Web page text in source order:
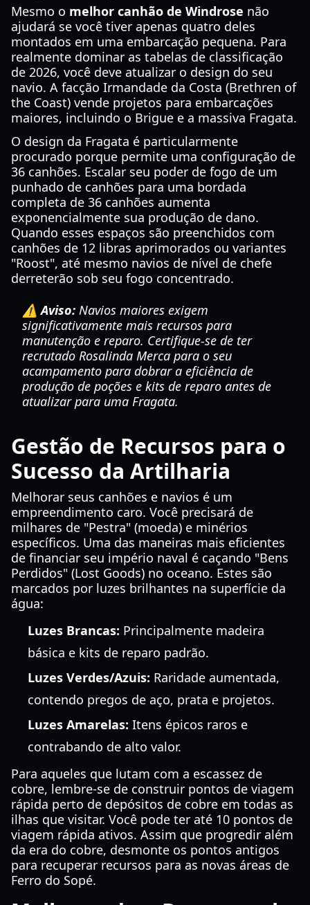
Mesmo o melhor canhão de Windrose não
ajudará se você tiver apenas quatro deles
montados em uma embarcação pequena. Para
realmente dominar as tabelas de classificação
de 2026, você deve atualizar o design do seu
navio. A facção Irmandade da Costa (Brethren of
the Coast) vende projetos para embarcações
maiores, incluindo o Brigue e a massiva Fragata.
O design da Fragata é particularmente
procurado porque permite uma configuração de
36 canhões. Escalar seu poder de fogo de um
punhado de canhões para uma bordada
completa de 36 canhões aumenta
exponencialmente sua produção de dano.
Quando esses espaços são preenchidos com
canhões de 12 libras aprimorados ou variantes
"Roost", até mesmo navios de nível de chefe
derreterão sob seu fogo concentrado.
⚠️ Aviso: Navios maiores exigem
significativamente mais recursos para
manutenção e reparo. Certifique-se de ter
recrutado Rosalinda Merca para o seu
acampamento para dobrar a eficiência de
produção de poções e kits de reparo antes de
atualizar para uma Fragata.
Gestão de Recursos para o
Sucesso da Artilharia
Melhorar seus canhões e navios é um
empreendimento caro. Você precisará de
milhares de "Pestra" (moeda) e minérios
específicos. Uma das maneiras mais eficientes
de financiar seu império naval é caçando "Bens
Perdidos" (Lost Goods) no oceano. Estes são
marcados por luzes brilhantes na superfície da
água:
Luzes Brancas: Principalmente madeira
básica e kits de reparo padrão.
Luzes Verdes/Azuis: Raridade aumentada,
contendo pregos de aço, prata e projetos.
Luzes Amarelas: Itens épicos raros e
contrabando de alto valor.
Para aqueles que lutam com a escassez de
cobre, lembre-se de construir pontos de viagem
rápida perto de depósitos de cobre em todas as
ilhas que visitar. Você pode ter até 10 pontos de
viagem rápida ativos. Assim que progredir além
da era do cobre, desmonte os pontos antigos
para recuperar recursos para as novas áreas de
Ferro do Sopé.